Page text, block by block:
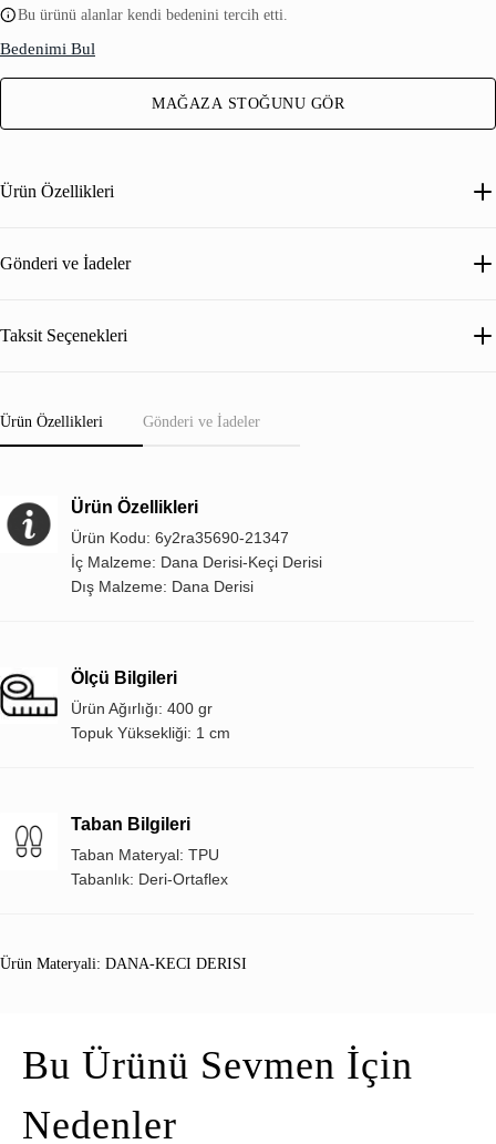
Bu ürünü alanlar kendi bedenini tercih etti.
Bedenimi Bul
MAĞAZA STOĞUNU GÖR
Ürün Özellikleri
Gönderi ve İadeler
Taksit Seçenekleri
Ürün Özellikleri Gönderi ve İadeler
Ürün Özellikleri
Ürün Kodu: 6y2ra35690-21347
İç Malzeme: Dana Derisi-Keçi Derisi
Dış Malzeme: Dana Derisi
Ölçü Bilgileri
Ürün Ağırlığı: 400 gr
Topuk Yüksekliği: 1 cm
Taban Bilgileri
Taban Materyal: TPU
Tabanlık: Deri-Ortaflex
Ürün Materyali: DANA-KECI DERISI
Bu Ürünü Sevmen İçin
Nedenler